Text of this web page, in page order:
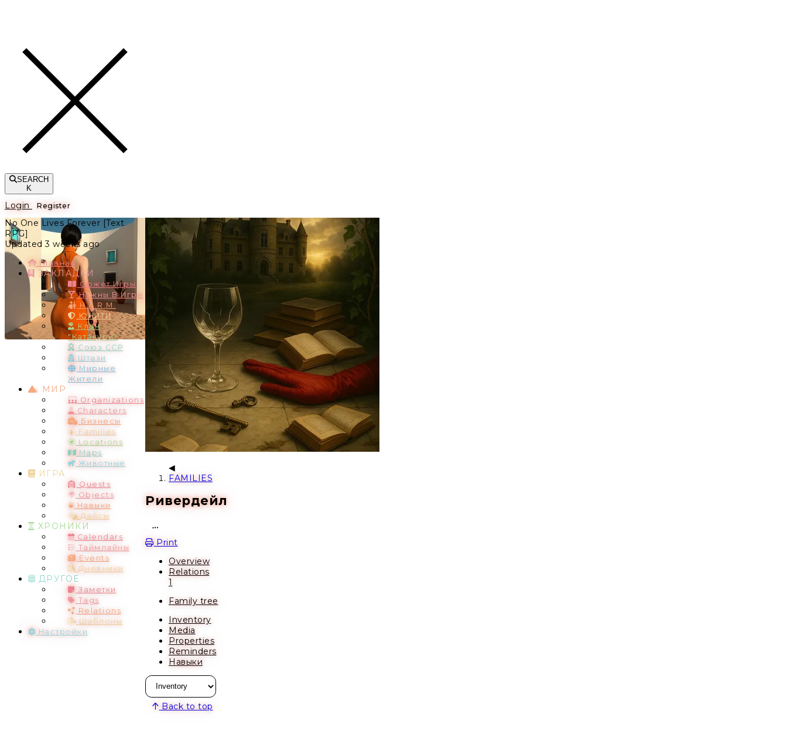
SEARCH
K
Login Register
No One Lives Forever [Text
RPG]
Updated 3 weeks ago
Главная
ЗАКЛАДКИ
Сюжет Игры
Нужны В Игре
H.A.R.M.
ЮНИТИ
Клан
"Катакури"
Союз ССР
Штази
Мирные
Жители
МИР
Organizations
Characters
Бизнесы
Families
Locations
Maps
Животные
ИГРА
Quests
Objects
Навыки
Дайсы
ХРОНИКИ
Calendars
Таймлайны
Events
Дневники
ДРУГОЕ
Заметки
Tags
Relations
Шаблоны
Настройки
FAMILIES
Ривердейл
Print
Overview
Relations
1
Family tree
Inventory
Media
Properties
Reminders
Навыки
Back to top